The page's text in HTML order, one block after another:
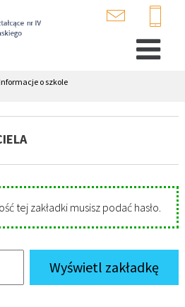
Informacje o szkole
tej zakładki musisz podać hasło.